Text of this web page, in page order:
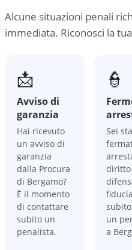
Alcune situazioni penali
immediata. Riconosci la
📩
Avviso di
garanzia
Hai ricevuto
un avviso di
garanzia
dalla Procura
di Bergamo?
È il momento
di contattare
subito un
penalista.
👮
Sei
diritto
un
a